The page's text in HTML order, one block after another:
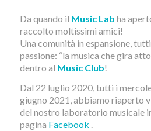
Da quando il Music Lab ha
raccolto moltissimi amici!
Una comunità in espansione,
passione: “la musica che gira
dentro al Music Club!
Dal 22 luglio 2020, tutti i
giugno 2021, abbiamo riaperto
del nostro laboratorio musicale
pagina Facebook .